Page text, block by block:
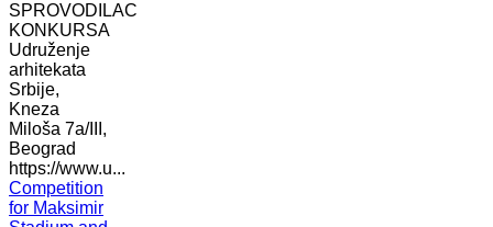
SPROVODILAC
KONKURSA
Udruženje
arhitekata
Srbije,
Kneza
Miloša 7a/III,
Beograd
https://www.u...
Competition
for Maksimir